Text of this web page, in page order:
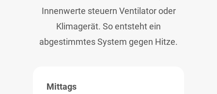
Innenwerte steuern Ventilator oder
Klimagerät. So entsteht ein
abgestimmtes System gegen Hitze.
Mittags